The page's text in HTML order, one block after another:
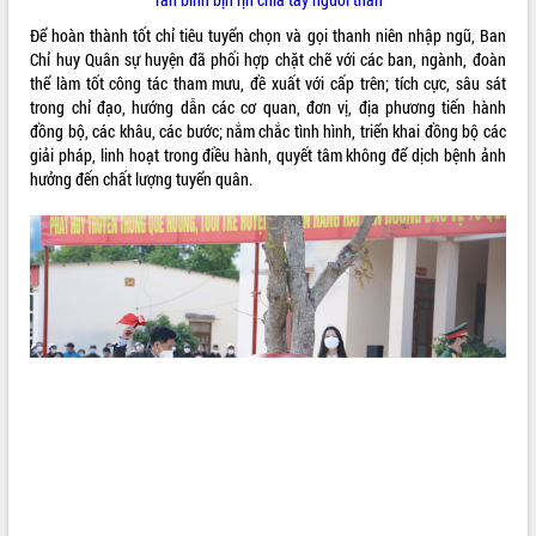
phá cơ chế - Hợp tác công tư
Đề án 06 tạo bước ngoặt đột phá trong
cải cách hành chính tỉnh Đắk Lắk
Kết nối tour, đẩy mạnh chuyển đổi số
để phát triển du lịch Đắk Lắk
Khởi động Dự án Đầu tư xây dựng hạ
tầng kỹ thuật Cụm công nghiệp Tân
Gặp mặt các cơ quan báo chí nhân Kỷ
niệm 101 năm Ngày Báo chí Cách
mạng Việt Nam
Đắk Lắk sơ kết 4 năm triển khai thực
hiện Đề án 06 của Chính phủ
Họp báo thông tin về Hội nghị Công bố
Để hoàn thành tốt chỉ tiêu tuyển chọn và gọi thanh niên nhập ngũ, Ban
Chỉ huy Quân sự huyện đã phối hợp chặt chẽ với các ban, ngành, đoàn
thể làm tốt công tác tham mưu, đề xuất với cấp trên; tích cực, sâu sát
trong chỉ đạo, hướng dẫn các cơ quan, đơn vị, địa phương tiến hành
đồng bộ, các khâu, các bước; nắm chắc tình hình, triển khai đồng bộ các
giải pháp, linh hoạt trong điều hành, quyết tâm không để dịch bệnh ảnh
hưởng đến chất lượng tuyển quân.